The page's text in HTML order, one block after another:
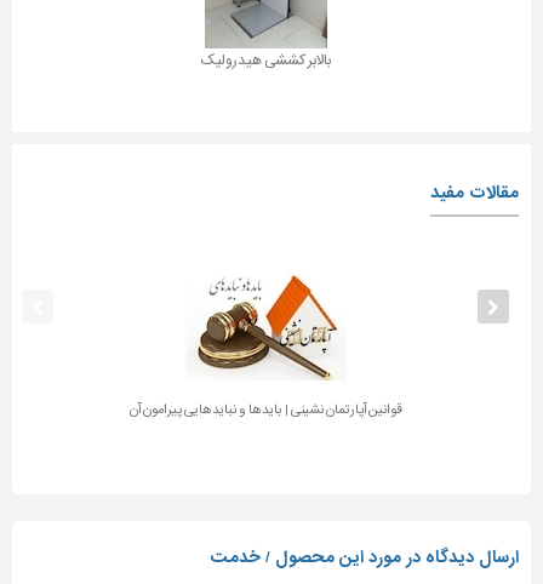
بالابر کششی هیدرولیک
مقالات مفید
قوانین آپارتمان نشینی | بایدها و نبایدهایی پیرامون آن
ارسال دیدگاه در مورد این محصول / خدمت